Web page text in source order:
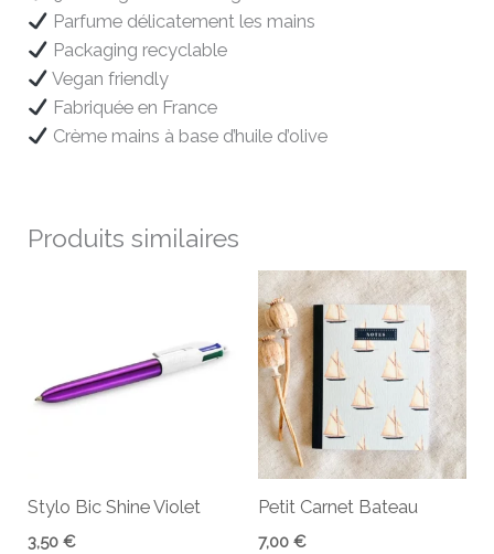
Parfume délicatement les mains
Packaging recyclable
Vegan friendly
Fabriquée en France
Crème mains à base d’huile d’olive
Produits similaires
Stylo Bic Shine Violet
3,50€
Petit Carnet Bateau
7,00 €